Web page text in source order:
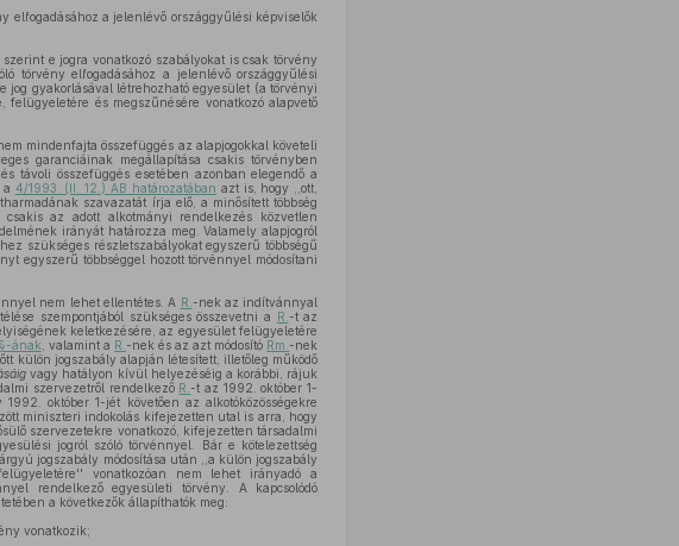
elfogadásához a jelenlévő országgyűlési képviselők
szerint e jogra vonatkozó szabályokat is csak törvény
törvény elfogadásához a jelenlévő országgyűlési
gyakorlásával létrehozható egyesület (a törvényi
felügyeletére és megszűnésére vonatkozó alapvető
mindenfajta összefüggés az alapjogokkal követeli
garanciáinak megállapítása csakis törvényben
távoli összefüggés esetében azonban elegendő a
a 4/1993. (II. 12.) AB határozatában azt is, hogy ,,ott,
szavazatát írja elő, a minősített többség
az adott alkotmányi rendelkezés közvetlen
irányát határozza meg. Valamely alapjogról
szükséges részletszabályokat egyszerű többségű
egyszerű többséggel hozott törvénnyel módosítani
nem lehet ellentétes. A R. -nek az indítvánnyal
szempontjából szükséges összevetni a R. -t az
keletkezésére, az egyesület felügyeletére
ának , valamint a R. -nek és az azt módosító Rm.-nek
külön jogszabály alapján létesített, illetőleg működő
vagy hatályon kívül helyezéséig a korábbi, rájuk
szervezetről rendelkező R.-t az 1992. október 1-
október 1-jét követően az alkotóközösségekre
miniszteri indokolás kifejezetten utal is arra, hogy
szervezetekre vonatkozó, kifejezetten társadalmi
jogról szóló törvénnyel. Bár e kötelezettség
jogszabály módosítása után ,,a külön jogszabály
vonatkozóan nem lehet irányadó a
rendelkező egyesületi törvény. A kapcsolódó
a következők állapíthatók meg:
vonatkozik;